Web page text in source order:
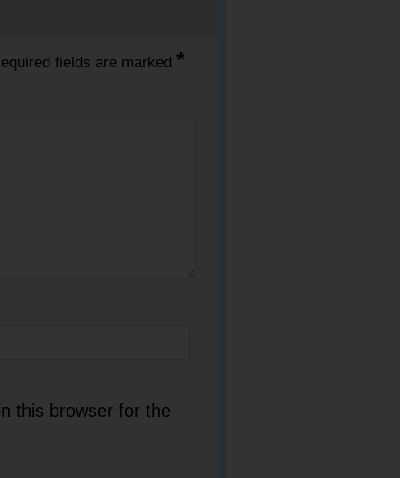
fields are marked *
this browser for the